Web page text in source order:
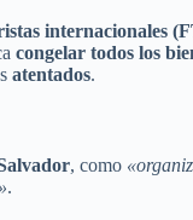
internacionales
congelar todos los
atentados.
, como
.